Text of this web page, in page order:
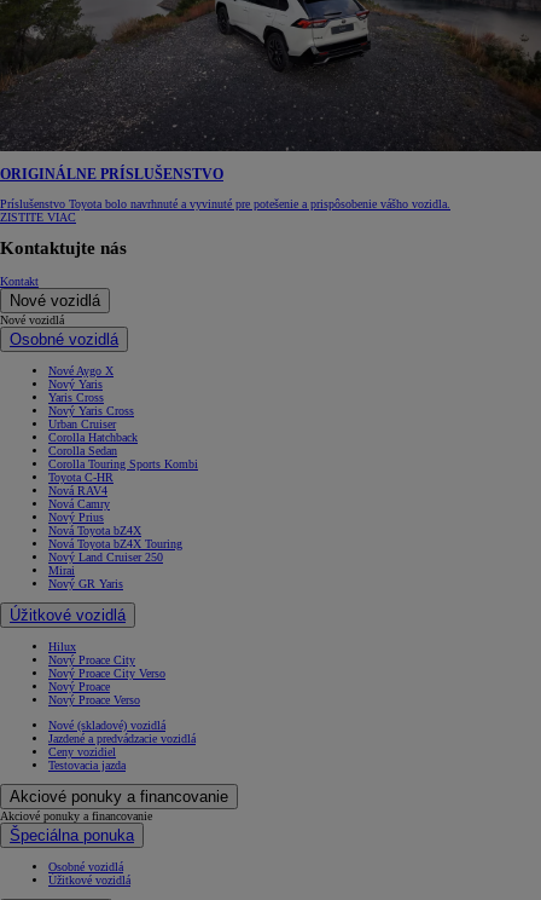
ORIGINÁLNE PRÍSLUŠENSTVO
Príslušenstvo Toyota bolo navrhnuté a vyvinuté pre potešenie a prispôsobenie vášho vozidla.
ZISTITE VIAC
Kontaktujte nás
Kontakt
Nové vozidlá
Nové vozidlá
Osobné vozidlá
Nové Aygo X
Nový Yaris
Yaris Cross
Nový Yaris Cross
Urban Cruiser
Corolla Hatchback
Corolla Sedan
Corolla Touring Sports Kombi
Toyota C-HR
Nová RAV4
Nová Camry
Nový Prius
Nová Toyota bZ4X
Nová Toyota bZ4X Touring
Nový Land Cruiser 250
Mirai
Nový GR Yaris
Úžitkové vozidlá
Hilux
Nový Proace City
Nový Proace City Verso
Nový Proace
Nový Proace Verso
Nové (skladové) vozidlá
Jazdené a predvádzacie vozidlá
Ceny vozidiel
Testovacia jazda
Akciové ponuky a financovanie
Akciové ponuky a financovanie
Špeciálna ponuka
Osobné vozidlá
Úžitkové vozidlá